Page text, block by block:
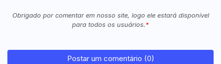
Obrigado por comentar em nosso site, logo ele estará disponível
para todos os usuários.
Postar um comentário (0)